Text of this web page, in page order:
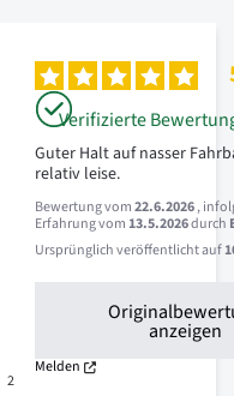
2
Verifizierte
Guter Halt auf nasser
relativ leise.
Bewertung vom22.6.2026,
Erfahrung vom13.5.2026durch
Ursprünglich veröffentlicht auf
anzeigen
Melden